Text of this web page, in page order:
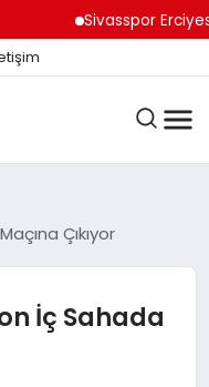
Sivasspor Erciyes
Çıkıyor
İç Sahada